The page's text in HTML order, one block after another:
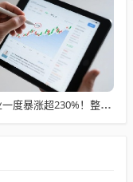
长风药业一度暴涨超230%！整条赛道都“涨飞” 发生了什么？